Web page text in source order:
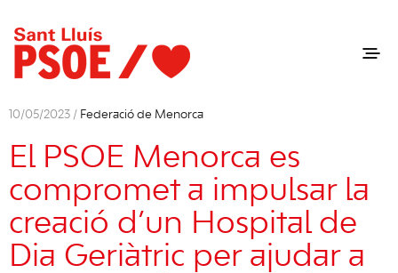
10/05/2023 / Federació de Menorca
El PSOE Menorca es
compromet a impulsar la
creació d’un Hospital de
Dia Geriàtric per ajudar a